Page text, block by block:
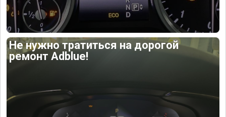
Не нужно тратиться на дорогой
ремонт Adblue!